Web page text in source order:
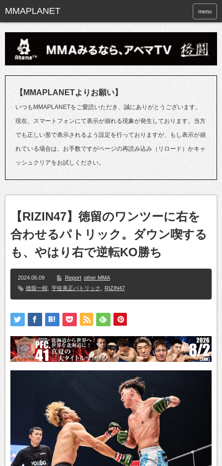
menu
【MMAPLANETよりお願い】
いつもMMAPLANETをご愛読いただき、誠にありがとうございます。
現在、スマートフォンにて表示が崩れる現象が発生しております。当方
でも正しい形で表示されるよう設定を行っておりますが、もし表示が崩
れている場合は、お手数ですがページの再読み込み（リロード）かキャ
ッシュクリアをお試しください。
【RIZIN47】徳留のワンツーに右を
合わせるパトリック。ダウン喫する
も、やはり右で逆転KO勝ち
2024.06.09 Report other MMA
徳留一樹
宇佐美正パトリック RIZIN47